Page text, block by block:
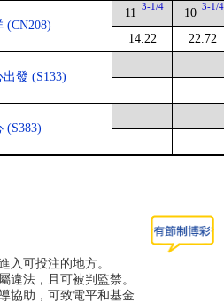
(CN208)
11 3-1/4
14.22
10 3-1/4
22.72
出發 (S133)
(S383)
入可投注的地方。
違法，且可被判監禁。
協助，可致電平和基金